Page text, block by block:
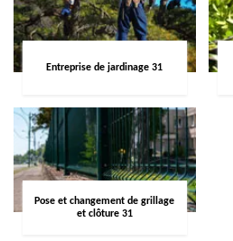
Entreprise de jardinage 31
Pose et changement de grillage
et clôture 31